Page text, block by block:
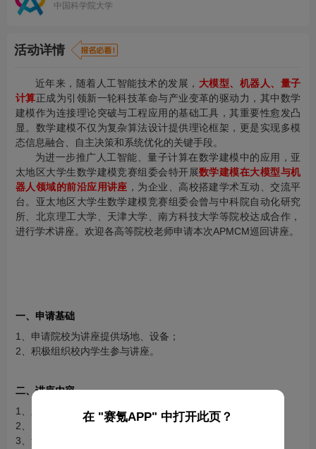
中国科学院大学
活动详情
近年来，随着人工智能技术的发展， 大模型、机器人、量子
计算正成为引领新一轮科技革命与产业变革的驱动力，其中数学
建模作为连接理论突破与工程应用的基础工具，其重要性愈发凸
显。数学建模不仅为复杂算法设计提供理论框架，更是实现多模
态信息融合、自主决策和系统优化的关键手段。
为进一步推广人工智能、量子计算在数学建模中的应用，亚
太地区大学生数学建模竞赛组委会特开展数学建模在大模型与机
器人领域的前沿应用讲座 ，为企业、高校搭建学术互动、交流平
台。亚太地区大学生数学建模竞赛组委会曾与中科院自动化研究
所、北京理工大学、天津大学、南方科技大学等院校达成合作，
进行学术讲座。欢迎各高等院校老师申请本次APMCM巡回讲座。
一、申请基础
1、申请院校为讲座提供场地、设备；
2、积极组织校内学生参与讲座。
二、讲座内容
1、亚太地区大学生数学建模竞赛讲解；
2、大模型在数学建模中的应用；
3、量子计算在实际中的应用解析；
在 "赛氪APP" 中打开此页？